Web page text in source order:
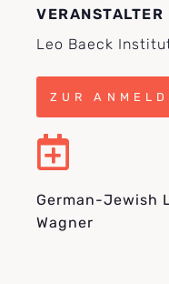
VERANSTALTER
Leo Baeck
ZUR
German-Jewish
Wagner